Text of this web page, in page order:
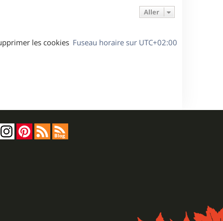
Aller
Fuseau horaire sur UTC+02:00
les cookies